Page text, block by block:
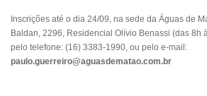
Inscrições até o dia 24/09, na sede da Águas de
Baldan, 2296, Residencial Olívio Benassi (das 8h
pelo telefone: (16) 3383-1990, ou pelo e-mail:
paulo.guerreiro@aguasdematao.com.br